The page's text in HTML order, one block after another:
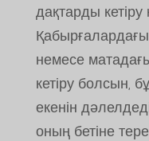
дақтарды кетіру
немесе
кетіру болсын,
екенін
оның бетіне